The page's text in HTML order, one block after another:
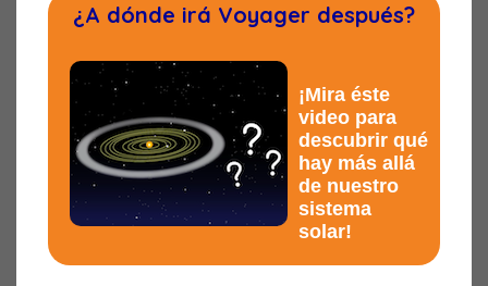
¿A dónde irá Voyager después?
¡Mira éste
video para
descubrir qué
hay más allá
de nuestro
sistema
solar!